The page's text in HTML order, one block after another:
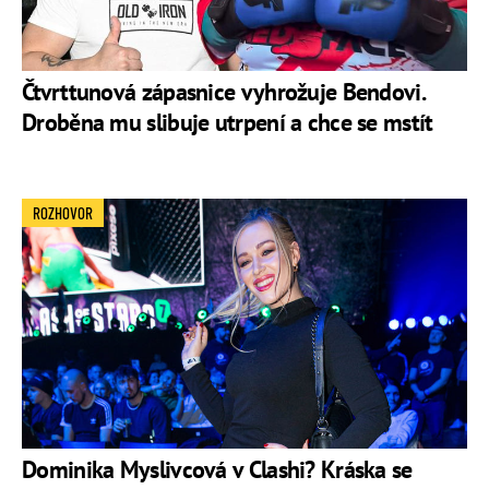
Oficiální profil na Instagramu
Oficiální profil na Twitteru
Oficiální kanál na YouTube
Čtvrttunová zápasnice vyhrožuje Bendovi.
Droběna mu slibuje utrpení a chce se mstít
Dominika Myslivcová v Clashi? Kráska se
ROZHOVOR